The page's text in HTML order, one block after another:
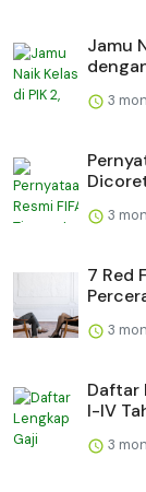
Jamu
3
3
7 Red
3
Daftar
I-IV
3